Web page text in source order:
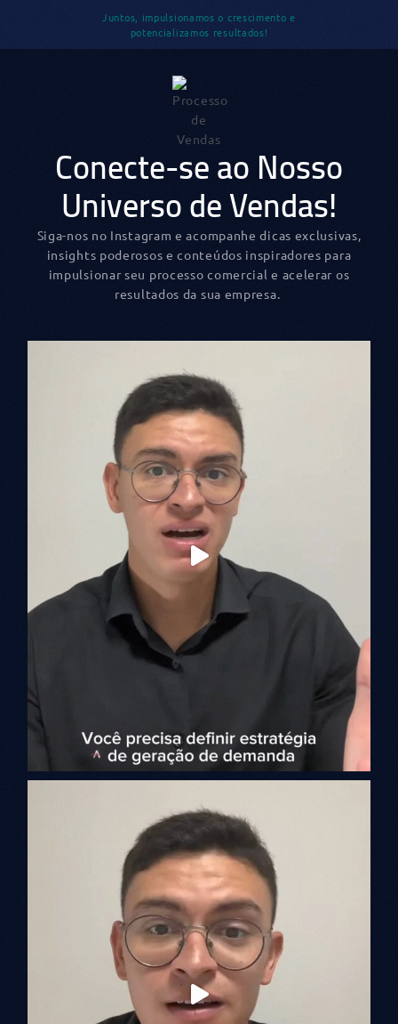
Juntos, impulsionamos o crescimento e
potencializamos resultados!
Conecte-se ao Nosso
Universo de Vendas!
Siga-nos no Instagram e acompanhe dicas exclusivas,
insights poderosos e conteúdos inspiradores para
impulsionar seu processo comercial e acelerar os
resultados da sua empresa.